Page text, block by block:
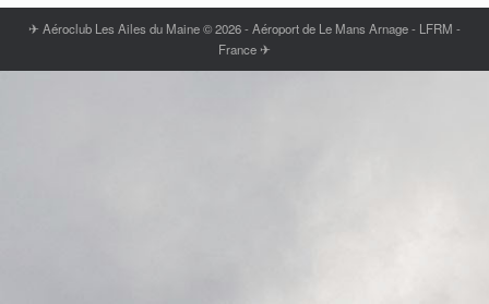
✈ Aéroclub Les Ailes du Maine © 2026 - Aéroport de Le Mans Arnage - LFRM -
France ✈